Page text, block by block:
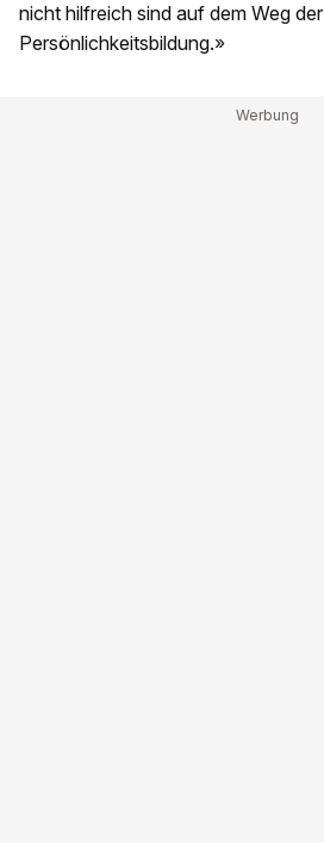
nicht hilfreich sind auf dem Weg der
Persönlichkeitsbildung.»